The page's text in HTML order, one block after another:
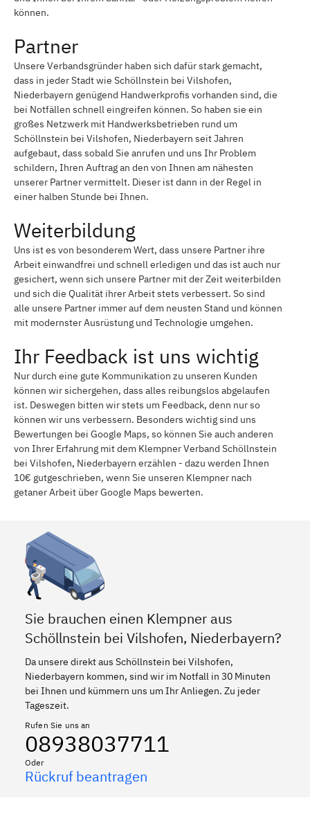
können.
Partner
Unsere Verbandsgründer haben sich dafür stark gemacht,
dass in jeder Stadt wie Schöllnstein bei Vilshofen,
Niederbayern genügend Handwerkprofis vorhanden sind, die
bei Notfällen schnell eingreifen können. So haben sie ein
großes Netzwerk mit Handwerksbetrieben rund um
Schöllnstein bei Vilshofen, Niederbayern seit Jahren
aufgebaut, dass sobald Sie anrufen und uns Ihr Problem
schildern, Ihren Auftrag an den von Ihnen am nähesten
unserer Partner vermittelt. Dieser ist dann in der Regel in
einer halben Stunde bei Ihnen.
Weiterbildung
Uns ist es von besonderem Wert, dass unsere Partner ihre
Arbeit einwandfrei und schnell erledigen und das ist auch nur
gesichert, wenn sich unsere Partner mit der Zeit weiterbilden
und sich die Qualität ihrer Arbeit stets verbessert. So sind
alle unsere Partner immer auf dem neusten Stand und können
mit modernster Ausrüstung und Technologie umgehen.
Ihr Feedback ist uns wichtig
Nur durch eine gute Kommunikation zu unseren Kunden
können wir sichergehen, dass alles reibungslos abgelaufen
ist. Deswegen bitten wir stets um Feedback, denn nur so
können wir uns verbessern. Besonders wichtig sind uns
Bewertungen bei Google Maps, so können Sie auch anderen
von Ihrer Erfahrung mit dem Klempner Verband Schöllnstein
bei Vilshofen, Niederbayern erzählen - dazu werden Ihnen
10€ gutgeschrieben, wenn Sie unseren Klempner nach
getaner Arbeit über Google Maps bewerten.
Sie brauchen einen Klempner aus
Schöllnstein bei Vilshofen, Niederbayern?
Da unsere direkt aus Schöllnstein bei Vilshofen,
Niederbayern kommen, sind wir im Notfall in 30 Minuten
bei Ihnen und kümmern uns um Ihr Anliegen. Zu jeder
Tageszeit.
Rufen Sie uns an
08938037711
Oder
Rückruf beantragen